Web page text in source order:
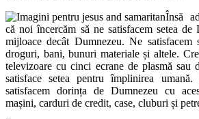
Însă
că noi încercăm să ne satisfacem setea
mijloace decât Dumnezeu. Ne satisfacem
droguri, bani, bunuri materiale și altele.
televizoare cu cinci ecrane de plasmă sau
satisface setea pentru împlinirea
satisfacem dorința de Dumnezeu cu
mașini, carduri de credit, case, cluburi și